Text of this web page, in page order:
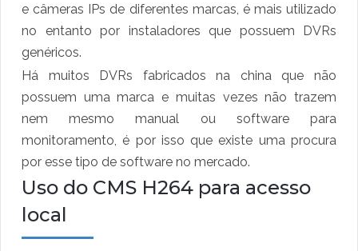
e câmeras IPs de diferentes marcas, é mais utilizado
no entanto por instaladores que possuem DVRs
genéricos.
Há muitos DVRs fabricados na china que não
possuem uma marca e muitas vezes não trazem
nem mesmo manual ou software para
monitoramento, é por isso que existe uma procura
por esse tipo de software no mercado.
Uso do CMS H264 para acesso
local